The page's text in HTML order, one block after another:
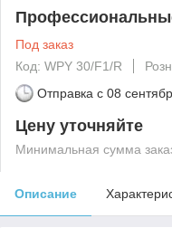
Под заказ
Код: WPY 30/F1/R
Отправка с 08
Цену уточняйте
Минимальная сумма
Описание